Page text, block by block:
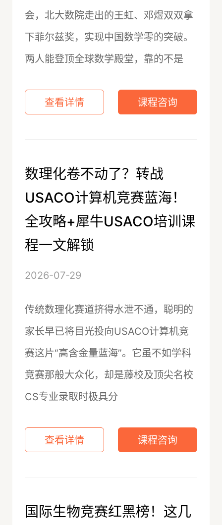
会，北大数院走出的王虹、邓煜双双拿
下菲尔兹奖，实现中国数学零的突破。
两人能登顶全球数学殿堂，靠的不是
查看详情 课程咨询
数理化卷不动了？转战
USACO计算机竞赛蓝海！
全攻略+犀牛USACO培训课
程一文解锁
2026-07-29
传统数理化赛道挤得水泄不通，聪明的
家长早已将目光投向USACO计算机竞
赛这片“高含金量蓝海”。它虽不如学科
竞赛那般大众化，却是藤校及顶尖名校
CS专业录取时极具分
查看详情 课程咨询
国际生物竞赛红黑榜！这几